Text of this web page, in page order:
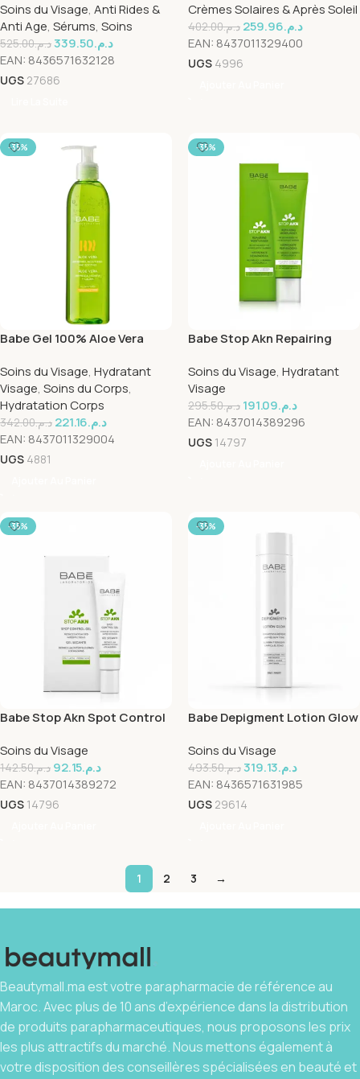
Soins du Visage, Anti Rides &
Anti Age, Sérums, Soins
د.م.525.00 د.م.339.50
EAN: 8436571632128
UGS 27686
Crèmes Solaires & Après Soleil
د.م.402.00 د.م.259.96
EAN: 8437011329400
UGS 4996
-35%
Babe Gel 100% Aloe Vera
Soins du Visage, Hydratant
Visage, Soins du Corps,
Hydratation Corps
د.م.342.00 د.م.221.16
EAN: 8437011329004
UGS 4881
-35%
Babe Stop Akn Repairing
Soins du Visage, Hydratant
Visage
د.م.295.50 د.م.191.09
EAN: 8437014389296
UGS 14797
-35%
Babe Stop Akn Spot Control
Soins du Visage
د.م.142.50 د.م.92.15
EAN: 8437014389272
UGS 14796
-35%
Babe Depigment Lotion Glow
Soins du Visage
د.م.493.50 د.م.319.13
EAN: 8436571631985
UGS 29614
1 2 3 →
Beautymall.ma est votre parapharmacie de référence au
Maroc. Avec plus de 10 ans d’expérience dans la distribution
de produits parapharmaceutiques, nous proposons les prix
les plus attractifs du marché. Nous mettons également à
votre disposition des conseillères spécialisées en beauté et